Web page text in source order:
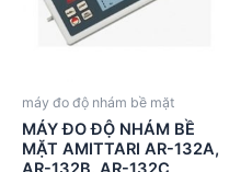
máy đo độ nhám bề mặt
MÁY ĐO ĐỘ NHÁM BỀ
MẶT AMITTARI AR-132A,